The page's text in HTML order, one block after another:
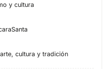
y cultura
cultura y tradición